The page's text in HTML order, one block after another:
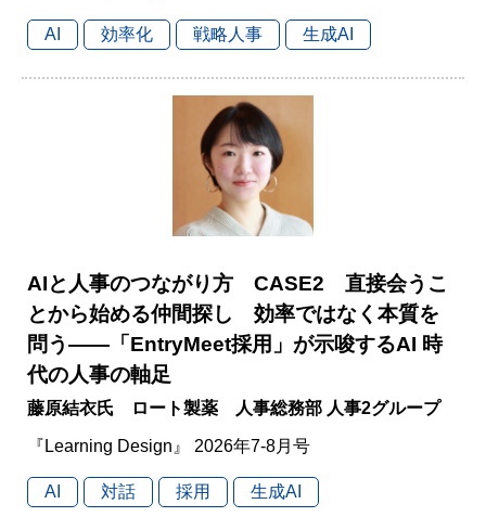
AI 効率化 戦略人事 生成AI
AIと人事のつながり方 CASE2 直接会うこ
とから始める仲間探し 効率ではなく本質を
問う――「EntryMeet採用」が示唆するAI 時
代の人事の軸足
藤原結衣氏 ロート製薬 人事総務部 人事2グループ
『Learning Design』 2026年7-8月号
AI 対話 採用 生成AI